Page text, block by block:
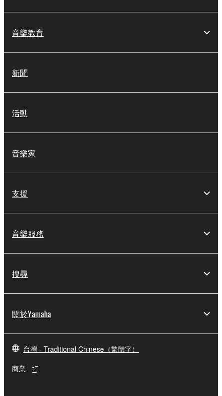
音樂教育
新聞
活動
音樂家
支援
音樂服務
搜尋
關於Yamaha
台灣 - Traditional Chinese（繁體字）
商業